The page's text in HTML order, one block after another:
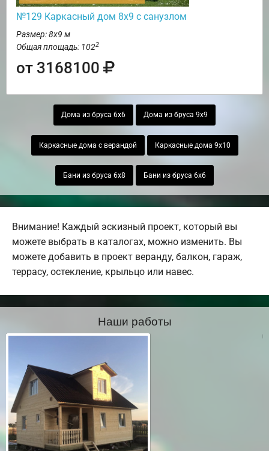
№129 Каркасный дом 8х9 с санузлом
Размер: 8х9 м
Общая площадь: 1022
от 3168100
Дома из бруса 6х6 Дома из бруса 9х9
Каркасные дома с верандой Каркасные дома 9х10
Бани из бруса 6х8 Бани из бруса 6х6
Внимание! Каждый эскизный проект, который вы
можете выбрать в каталогах, можно изменить. Вы
можете добавить в проект веранду, балкон, гараж,
террасу, остекление, крыльцо или навес.
Наши работы